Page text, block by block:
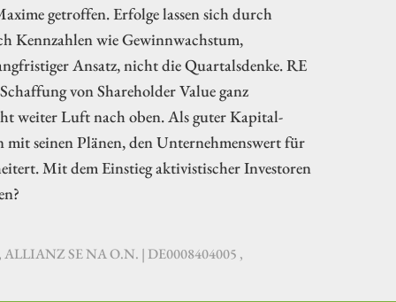
getroffen. Erfolge lassen sich durch
Kennzahlen wie Gewinnwachstum,
Ansatz, nicht die Quartalsdenke. RE
von Shareholder Value ganz
weiter Luft nach oben. Als guter Kapital-
seinen Plänen, den Unternehmenswert für
Mit dem Einstieg aktivistischer Investoren
SE NA O.N. | DE0008404005 ,